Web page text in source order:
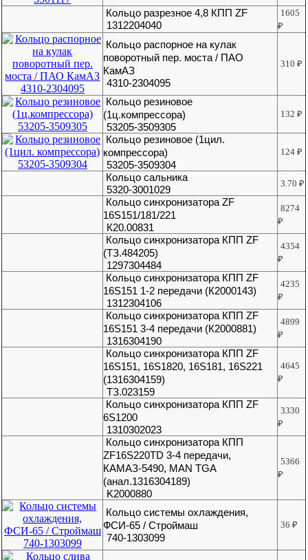
Кольцо разрезное 4,8 КПП ZF
1312204040
1605
₽
Кольцо распорное на кулак
поворотный пер. моста / ПАО
КамАЗ
4310-2304095
310₽
Кольцо резиновое
(1ц.компрессора)
53205-3509305
132₽
Кольцо резиновое (1цил.
компрессора)
53205-3509304
124₽
Кольцо сальника
5320-3001029
3.70₽
Кольцо синхронизатора ZF
16S151/181/221
К20.00831
8274
₽
Кольцо синхронизатора КПП ZF
(ТЗ.484205)
1297304484
4354
₽
Кольцо синхронизатора КПП ZF
16S151 1-2 передачи (К2000143)
1312304106
4235
₽
Кольцо синхронизатора КПП ZF
16S151 3-4 передачи (К2000881)
1316304190
4899
₽
Кольцо синхронизатора КПП ZF
16S151, 16S1820, 16S181, 16S221
(1316304159)
ТЗ.023159
4645
₽
Кольцо синхронизатора КПП ZF
6S1200
1310302023
3330
₽
Кольцо синхронизатора КПП
ZF16S220TD 3-4 передачи,
КАМАЗ-5490, MAN TGA
(анал.1316304189)
K2000880
5366
₽
Кольцо системы охлаждения,
ФСИ-65 / Строймаш
740-1303099
36₽